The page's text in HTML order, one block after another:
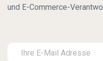
und E-Commerce-